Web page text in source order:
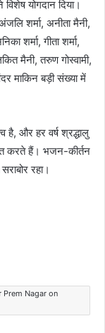
योगदान दिया।
शर्मा, अनीता मैनी,
शर्मा, गीता शर्मा,
मैनी, तरुण गोस्वामी,
माकिन बड़ी संख्या में
है, और हर वर्ष श्रद्धालु
करते हैं। भजन-कीर्तन
रहा।
Prem Nagar on